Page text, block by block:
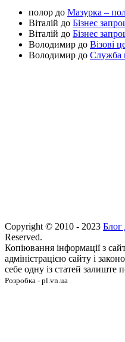
полор до Мазурка –
Віталій до Бізнес
Віталій до Бізнес
Володимир до Візові
Володимир до Служба
Copyright © 2010 - 2023 Блог
Reserved.
Копіювання інформації з
адміністрацією сайту і
себе одну із статей залиште
Розробка - pl.vn.ua